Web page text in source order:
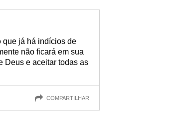
que já há indícios de
não ficará em sua
Deus e aceitar todas as
COMPARTILHAR